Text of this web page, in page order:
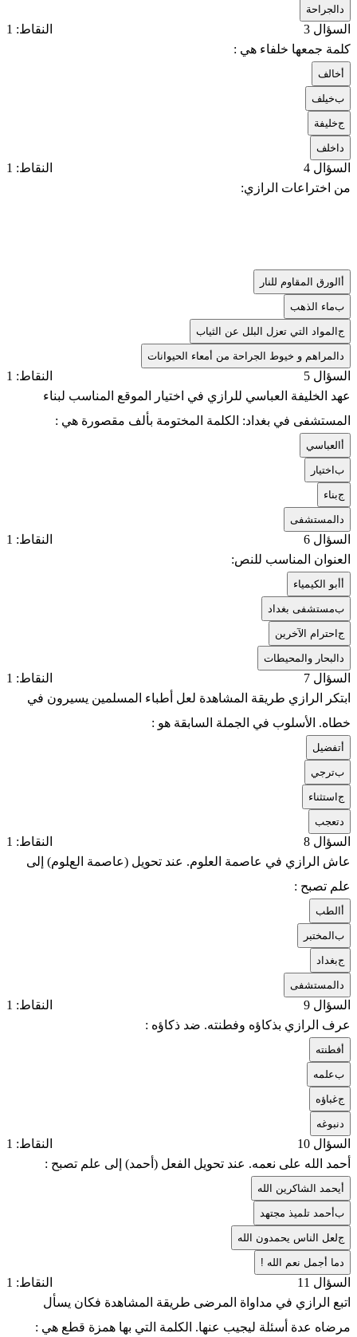
الجراحة
السؤال 3
النقاط: 1
كلمة جمعها خلفاء هي :
خالف
بخيلف
جخليفة
اخلف
السؤال 4
النقاط: 1
من اختراعات الرازي:
الورق المقاوم للنار
بماء الذهب
جالمواد التي تعزل البلل عن الثياب
المراهم و خيوط الجراحة من أمعاء الحيوانات
السؤال 5
النقاط: 1
عهد الخليفة العباسي للرازي في اختيار الموقع المناسب لبناء
المستشفى في بغداد: الكلمة المختومة بألف مقصورة هي :
العباسي
باختيار
جبناء
المستشفى
السؤال 6
النقاط: 1
العنوان المناسب للنص:
أبو الكيمياء
بمستشفى بغداد
جاحترام الآخرين
البحار والمحيطات
السؤال 7
النقاط: 1
ابتكر الرازي طريقة المشاهدة لعل أطباء المسلمين يسيرون في
خطاه. الأسلوب في الجملة السابقة هو :
تفضيل
بترجي
جاستثناء
تعجب
السؤال 8
النقاط: 1
عاش الرازي في عاصمة العلوم. عند تحويل (عاصمة العلوم) إلى
علم تصبح :
الطب
بالمختبر
جبغداد
المستشفى
السؤال 9
النقاط: 1
عرف الرازي بذكاؤه وفطنته. ضد ذكاؤه :
فطنته
بعلمه
جغباؤه
نبوغه
السؤال 10
النقاط: 1
أحمد الله على نعمه. عند تحويل الفعل (أحمد) إلى علم تصبح :
يحمد الشاكرين الله
بأحمد تلميذ مجتهد
جلعل الناس يحمدون الله
ما أجمل نعم الله !
السؤال 11
النقاط: 1
اتبع الرازي في مداواة المرضى طريقة المشاهدة فكان يسأل
مرضاه عدة أسئلة ليجيب عنها. الكلمة التي بها همزة قطع هي :